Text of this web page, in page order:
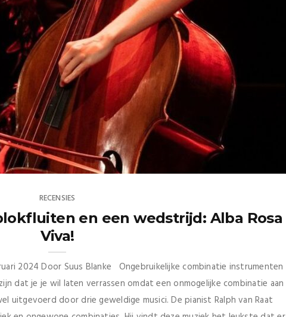
RECENSIES
en een wedstrijd: Alba Rosa
Viva!
2024 Door Suus Blanke Ongebruikelijke combinatie instrumenten
dat je je wil laten verrassen omdat een onmogelijke combinatie aan
uitgevoerd door drie geweldige musici. De pianist Ralph van Raat